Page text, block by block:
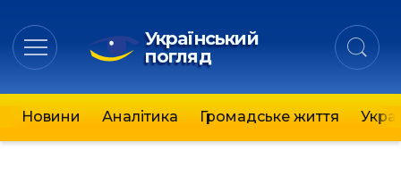
Український
погляд
Новини Аналітика Громадське життя